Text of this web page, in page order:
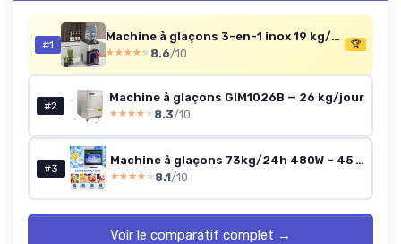
#1
Machine à glaçons 3-en-1 inox 19 kg/24h
★★★★★
★★★★★ 8.6/10
🏆
#2
Machine à glaçons GIM1026B — 26 kg/jour
★★★★★
★★★★★ 8.3/10
#3
Machine à glaçons 73kg/24h 480W - 45 pcs - Réservoir 10kg - Écran LCD
★★★★★
★★★★★ 8.1/10
Voir le comparatif complet →